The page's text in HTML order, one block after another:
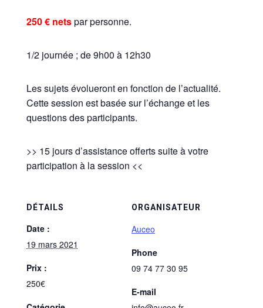
250 € netspar personne.
1/2 journée ; de 9h00 à 12h30
Les sujets évolueront en fonction de l’actualité.
Cette session est basée sur l’échange et les
questions des participants.
>> 15 jours d’assistance offerts suite à votre
participation à la session <<
DÉTAILS
Date :
19 mars 2021
Prix :
250€
ORGANISATEUR
Auceo
Phone
09 74 77 30 95
E-mail